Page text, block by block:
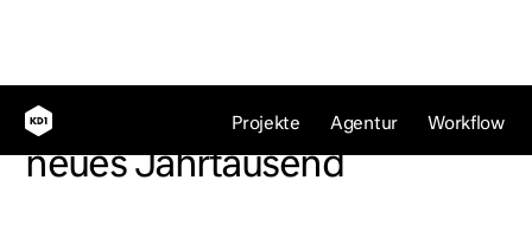
Projekte Agentur Workflow
Computermagazin für ein
neues Jahrtausend